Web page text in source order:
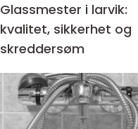
Glassmester i larvik:
kvalitet, sikkerhet og
skreddersøm